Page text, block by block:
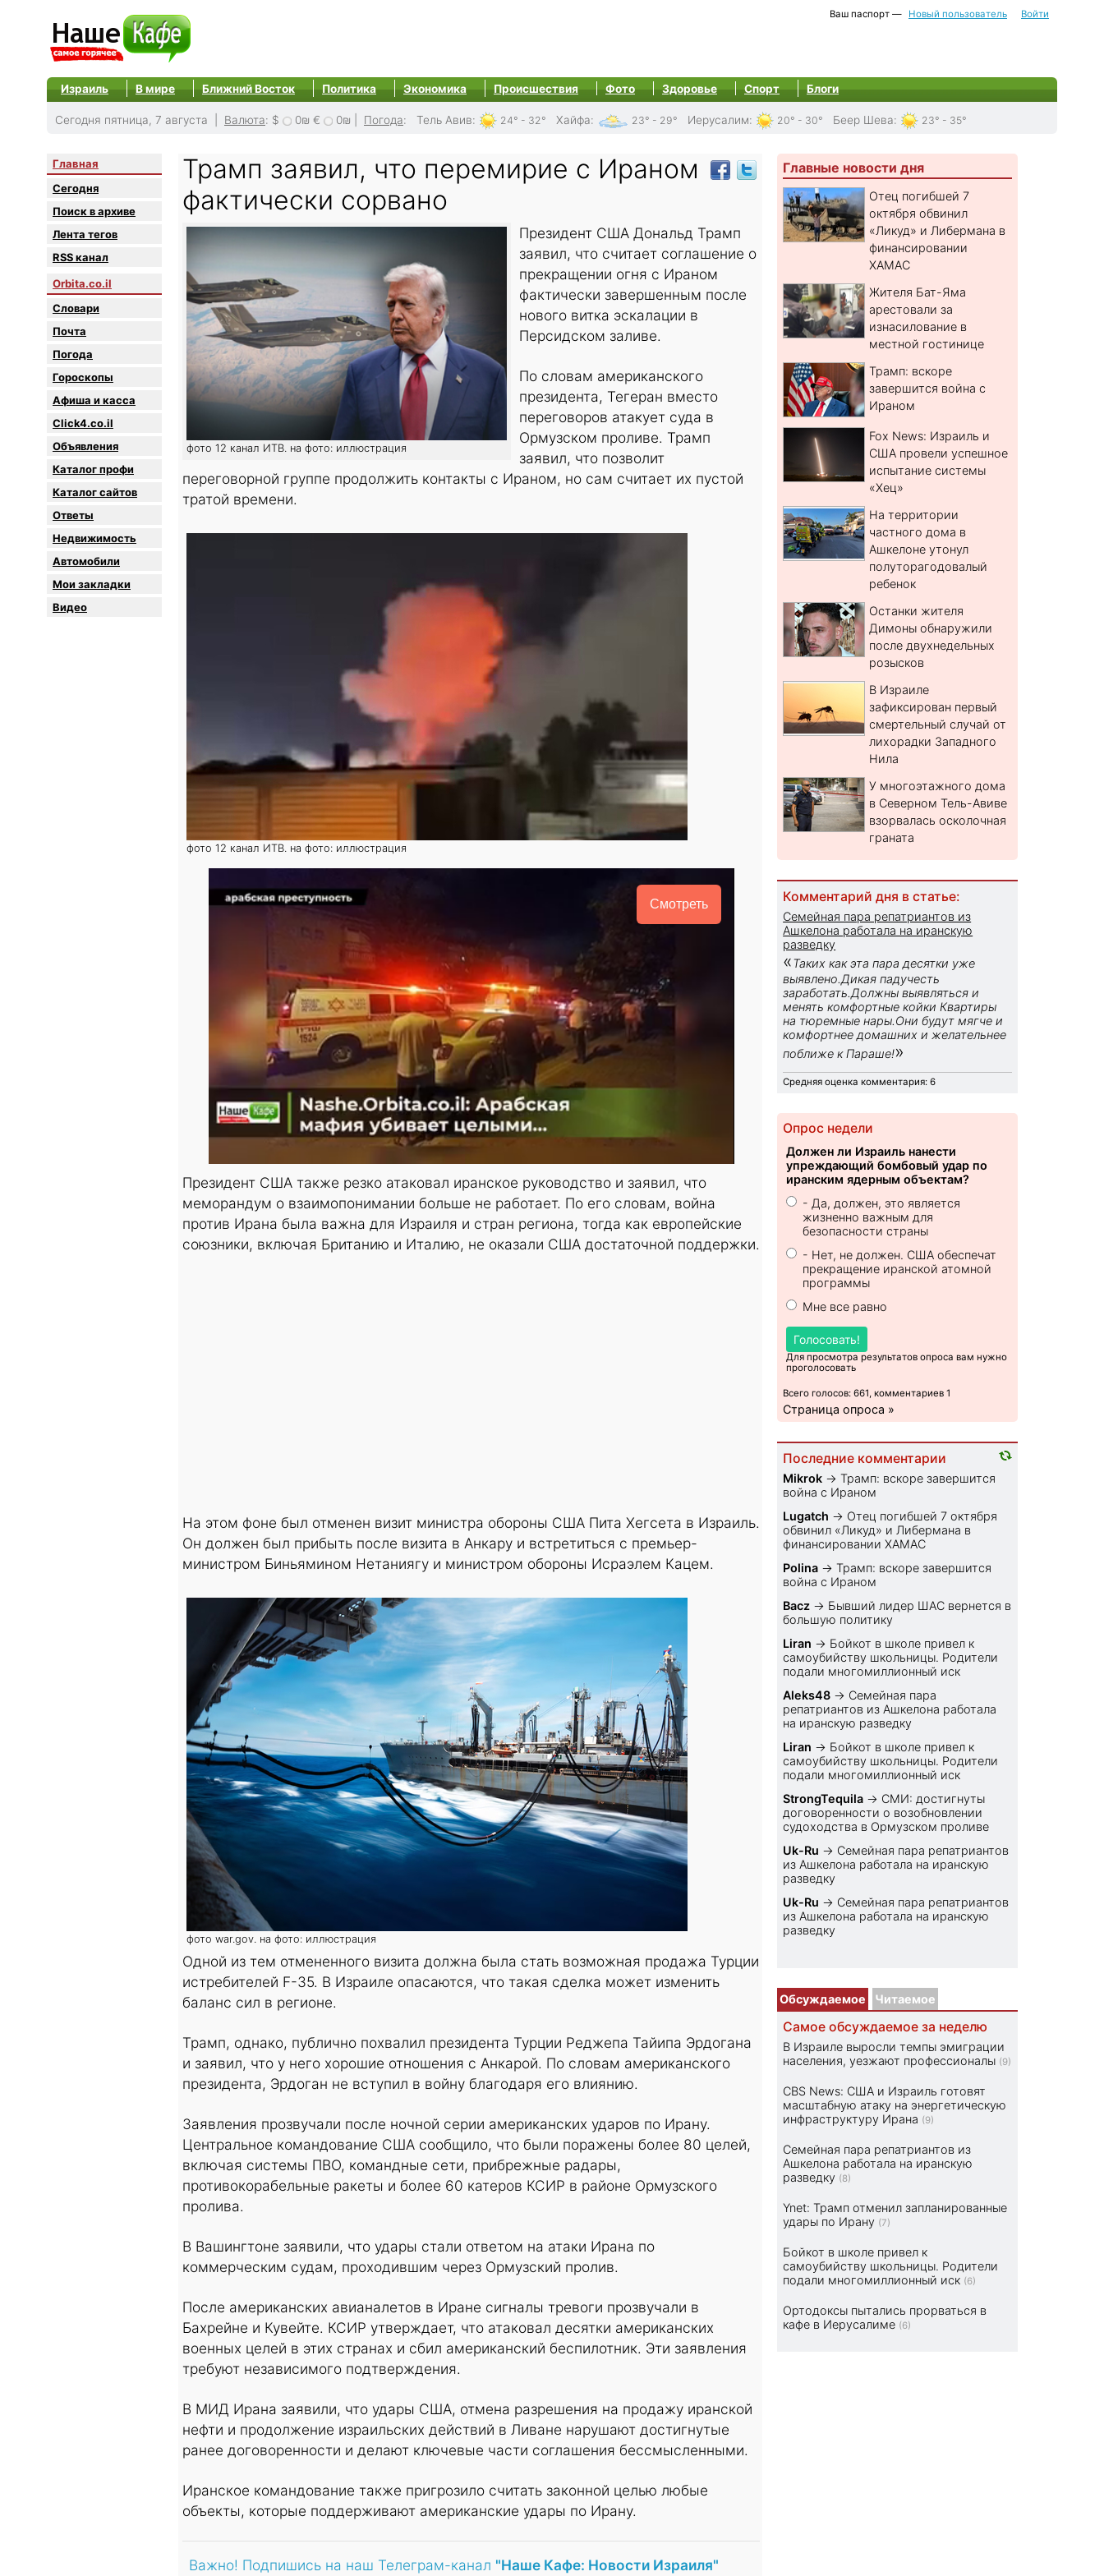
Ваш паспорт — Новый пользователь Войти
Израиль В мире Ближний Восток Политика Экономика Происшествия Фото Здоровье Спорт Блоги
Сегодня пятница, 7 августа | Валюта: $ 0₪ € 0₪ Погода: Тель Авив: 24° - 32° Хайфа: 23° - 29° Иерусалим: 20° - 30° Беер Шева: 23° - 35°
Главная
Сегодня
Поиск в архиве
Лента тегов
RSS канал
Orbita.co.il
Словари
Почта
Погода
Гороскопы
Афиша и касса
Click4.co.il
Объявления
Каталог профи
Каталог сайтов
Oтветы
Недвижимость
Автомобили
Мои закладки
Видео
Трамп заявил, что перемирие с Ираном
фактически сорвано
фото 12 канал ИТВ. на фото: иллюстрация
Президент США Дональд Трамп
заявил, что считает соглашение о
прекращении огня с Ираном
фактически завершенным после
нового витка эскалации в
Персидском заливе.
По словам американского
президента, Тегеран вместо
переговоров атакует суда в
Ормузском проливе. Трамп
заявил, что позволит
переговорной группе продолжить контакты с Ираном, но сам считает их пустой
тратой времени.
фото 12 канал ИТВ. на фото: иллюстрация
Смотреть
Президент США также резко атаковал иранское руководство и заявил, что
меморандум о взаимопонимании больше не работает. По его словам, война
против Ирана была важна для Израиля и стран региона, тогда как европейские
союзники, включая Британию и Италию, не оказали США достаточной поддержки.
На этом фоне был отменен визит министра обороны США Пита Хегсета в Израиль.
Он должен был прибыть после визита в Анкару и встретиться с премьер-
министром Биньямином Нетаниягу и министром обороны Исраэлем Кацем.
фото war.gov. на фото: иллюстрация
Одной из тем отмененного визита должна была стать возможная продажа Турции
истребителей F-35. В Израиле опасаются, что такая сделка может изменить
баланс сил в регионе.
Трамп, однако, публично похвалил президента Турции Реджепа Тайипа Эрдогана
и заявил, что у него хорошие отношения с Анкарой. По словам американского
президента, Эрдоган не вступил в войну благодаря его влиянию.
Заявления прозвучали после ночной серии американских ударов по Ирану.
Центральное командование США сообщило, что были поражены более 80 целей,
включая системы ПВО, командные сети, прибрежные радары,
противокорабельные ракеты и более 60 катеров КСИР в районе Ормузского
пролива.
В Вашингтоне заявили, что удары стали ответом на атаки Ирана по
коммерческим судам, проходившим через Ормузский пролив.
После американских авианалетов в Иране сигналы тревоги прозвучали в
Бахрейне и Кувейте. КСИР утверждает, что атаковал десятки американских
военных целей в этих странах и сбил американский беспилотник. Эти заявления
требуют независимого подтверждения.
В МИД Ирана заявили, что удары США, отмена разрешения на продажу иранской
нефти и продолжение израильских действий в Ливане нарушают достигнутые
ранее договоренности и делают ключевые части соглашения бессмысленными.
Иранское командование также пригрозило считать законной целью любые
объекты, которые поддерживают американские удары по Ирану.
Важно! Подпишись на наш Телеграм-канал "Наше Кафе: Новости Израиля"
Главные новости дня
Отец погибшей 7
октября обвинил
«Ликуд» и Либермана в
финансировании
ХАМАС
Жителя Бат-Яма
арестовали за
изнасилование в
местной гостинице
Трамп: вскоре
завершится война с
Ираном
Fox News: Израиль и
США провели успешное
испытание системы
«Хец»
На территории
частного дома в
Ашкелоне утонул
полуторагодовалый
ребенок
Останки жителя
Димоны обнаружили
после двухнедельных
розысков
В Израиле
зафиксирован первый
смертельный случай от
лихорадки Западного
Нила
У многоэтажного дома
в Северном Тель-Авиве
взорвалась осколочная
граната
Комментарий дня в статье:
Семейная пара репатриантов из
Ашкелона работала на иранскую
разведку
«Таких как эта пара десятки уже
выявлено.Дикая падучесть
заработать.Должны выявляться и
менять комфортные койки Квартиры
на тюремные нары.Они будут мягче и
комфортнее домашних и желательнее
поближе к Параше!»
Средняя оценка комментария: 6
Опрос недели
Должен ли Израиль нанести
упреждающий бомбовый удар по
иранским ядерным объектам?
- Да, должен, это является
жизненно важным для
безопасности страны
- Нет, не должен. США обеспечат
прекращение иранской атомной
программы
Мне все равно
Голосовать!
Для просмотра результатов опроса вам нужно
проголосовать
Всего голосов: 661, комментариев 1
Страница опроса »
Последние комментарии
Mikrok →Трамп: вскоре завершится
война с Ираном
Lugatch → Отец погибшей 7 октября
обвинил «Ликуд» и Либермана в
финансировании ХАМАС
Polina →Трамп: вскоре завершится
война с Ираном
Bacz → Бывший лидер ШАС вернется в
большую политику
Liran → Бойкот в школе привел к
самоубийству школьницы. Родители
подали многомиллионный иск
Aleks48 → Семейная пара
репатриантов из Ашкелона работала
на иранскую разведку
Liran → Бойкот в школе привел к
самоубийству школьницы. Родители
подали многомиллионный иск
StrongTequila → СМИ: достигнуты
договоренности о возобновлении
судоходства в Ормузском проливе
Uk-Ru → Семейная пара репатриантов
из Ашкелона работала на иранскую
разведку
Uk-Ru → Семейная пара репатриантов
из Ашкелона работала на иранскую
разведку
Обсуждаемое Читаемое
Самое обсуждаемое за неделю
В Израиле выросли темпы эмиграции
населения, уезжают профессионалы (9)
CBS News: США и Израиль готовят
масштабную атаку на энергетическую
инфраструктуру Ирана (9)
Семейная пара репатриантов из
Ашкелона работала на иранскую
разведку (8)
Ynet: Трамп отменил запланированные
удары по Ирану (7)
Бойкот в школе привел к
самоубийству школьницы. Родители
подали многомиллионный иск (6)
Ортодоксы пытались прорваться в
кафе в Иерусалиме (6)